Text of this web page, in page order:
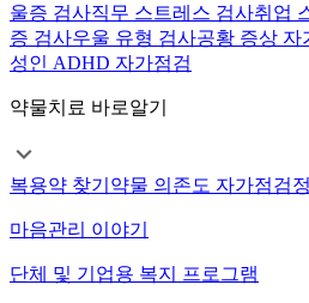
울증 검사직무 스트레스 검사취업
증 검사우울 유형 검사공황 증상 자
성인 ADHD 자가점검
약물치료 바로알기
복용약 찾기 약물 의존도 자가점검
마음관리 이야기
단체 및 기업용 복지 프로그램